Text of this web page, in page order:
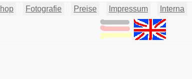
Fotografie Preise Impressum Interna